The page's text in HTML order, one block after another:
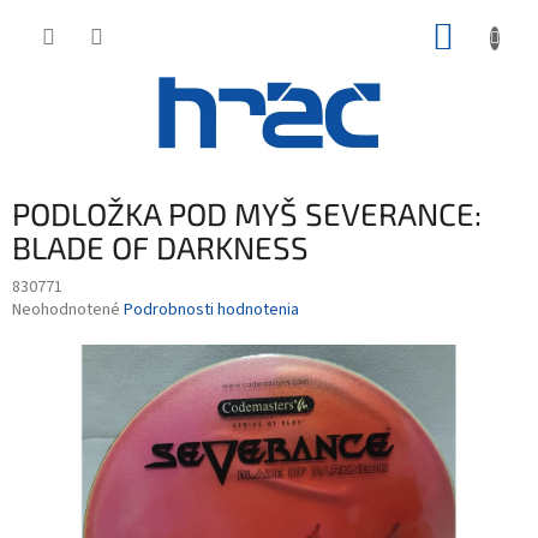
PODLOŽKA POD MYŠ SEVERANCE:
BLADE OF DARKNESS
830771
Priemerné
hviezdičiek.
Neohodnotené Podrobnosti hodnotenia